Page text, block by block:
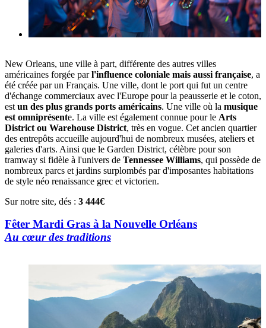
New Orleans, une ville à part, différente des autres villes
américaines forgée parl'influence coloniale mais aussi française, a
été créée par un Français. Une ville, dont le port qui fut un centre
d'échange commerciaux avec l'Europe pour la peausserie et le coton,
est un des plus grands ports américains. Une ville où la musique
est omniprésente. La ville est également connue pour le Arts
District ou Warehouse District, très en vogue. Cet ancien quartier
des entrepôts accueille aujourd'hui de nombreux musées, ateliers et
galeries d'arts. Ainsi que le Garden District, célèbre pour son
tramway si fidèle à l'univers de Tennessee Williams, qui possède de
nombreux parcs et jardins surplombés par d'imposantes habitations
de style néo renaissance grec et victorien.
Sur notre site, dés : 3 444€
Fêter Mardi Gras à la Nouvelle Orléans
Au cœur des traditions